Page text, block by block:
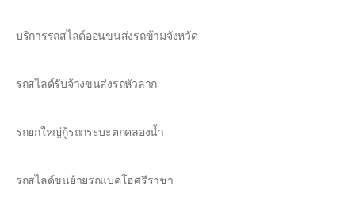
บริการรถสไลด์ออนขนส่งรถข้ามจังหวัด
รถสไลด์รับจ้างขนส่งรถหัวลาก
รถยกใหญ่กู้รถกระบะตกคลองน้ำ
รถสไลด์ขนย้ายรถแบคโฮศรีราชา